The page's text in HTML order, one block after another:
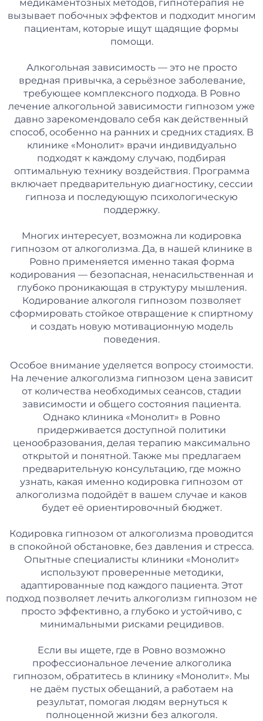
медикаментозных методов, гипнотерапия не
вызывает побочных эффектов и подходит многим
пациентам, которые ищут щадящие формы
помощи.
Алкогольная зависимость — это не просто
вредная привычка, а серьёзное заболевание,
требующее комплексного подхода. В Ровно
лечение алкогольной зависимости гипнозом уже
давно зарекомендовало себя как действенный
способ, особенно на ранних и средних стадиях. В
клинике «Монолит» врачи индивидуально
подходят к каждому случаю, подбирая
оптимальную технику воздействия. Программа
включает предварительную диагностику, сессии
гипноза и последующую психологическую
поддержку.
Многих интересует, возможна ли кодировка
гипнозом от алкоголизма. Да, в нашей клинике в
Ровно применяется именно такая форма
кодирования — безопасная, ненасильственная и
глубоко проникающая в структуру мышления.
Кодирование алкоголя гипнозом позволяет
сформировать стойкое отвращение к спиртному
и создать новую мотивационную модель
поведения.
Особое внимание уделяется вопросу стоимости.
На лечение алкоголизма гипнозом цена зависит
от количества необходимых сеансов, стадии
зависимости и общего состояния пациента.
Однако клиника «Монолит» в Ровно
придерживается доступной политики
ценообразования, делая терапию максимально
открытой и понятной. Также мы предлагаем
предварительную консультацию, где можно
узнать, какая именно кодировка гипнозом от
алкоголизма подойдёт в вашем случае и каков
будет её ориентировочный бюджет.
Кодировка гипнозом от алкоголизма проводится
в спокойной обстановке, без давления и стресса.
Опытные специалисты клиники «Монолит»
используют проверенные методики,
адаптированные под каждого пациента. Этот
подход позволяет лечить алкоголизм гипнозом не
просто эффективно, а глубоко и устойчиво, с
минимальными рисками рецидивов.
Если вы ищете, где в Ровно возможно
профессиональное лечение алкоголика
гипнозом, обратитесь в клинику «Монолит». Мы
не даём пустых обещаний, а работаем на
результат, помогая людям вернуться к
полноценной жизни без алкоголя.